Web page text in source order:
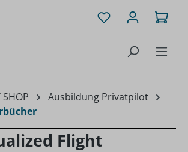
Du hast 0
Ausbildung Privatpilot
Flight